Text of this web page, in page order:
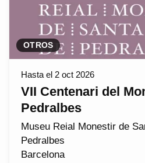
OTROS
Hasta el 2 oct 2026
VII Centenari del
Pedralbes
Museu Reial Monestir de
Pedralbes
Barcelona